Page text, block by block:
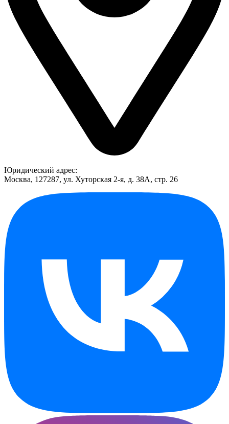
Юридический адрес:
Москва, 127287, ул. Хуторская 2-я, д. 38А, стр. 26